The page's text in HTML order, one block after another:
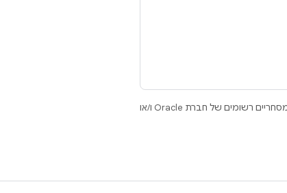
.‏ Java ו-OpenJDK הם סימנים מסחריים או סימנים מסחריים רשומים של חברת Oracle ו/או